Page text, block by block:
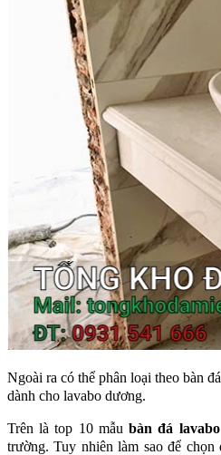
Ngoài ra có thể phân loại theo bàn
dành cho lavabo dương.
Trên là top 10 mẫubàn đá lavabo
trường. Tuy nhiên làm sao để